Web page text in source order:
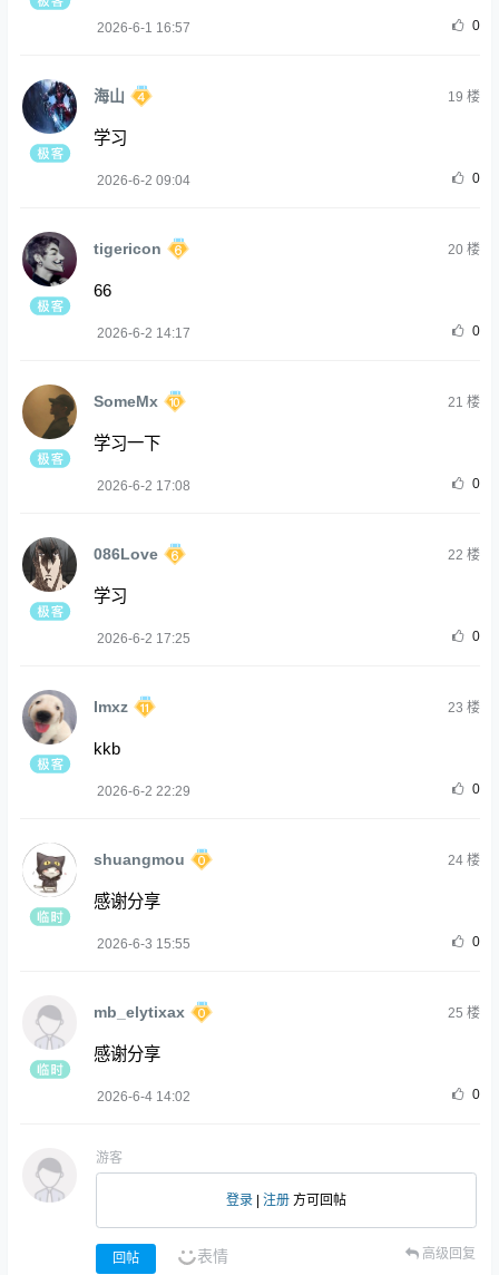
2026-6-1 16:57 0
海山 19 楼
学习
2026-6-2 09:04 0
tigericon 20楼
66
2026-6-2 14:17 0
SomeMx 21 楼
学习一下
2026-6-2 17:08 0
086Love 22 楼
学习
2026-6-2 17:25 0
Imxz 23 楼
kkb
2026-6-2 22:29 0
shuangmou 24楼
感谢分享
2026-6-3 15:55 0
mb_elytixax 25 楼
感谢分享
2026-6-4 14:02 0
游客
登录 | 注册 方可回帖
回帖 表情 高级回复